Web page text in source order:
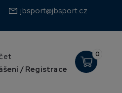
jbsport@jbsport.cz
0
/ Registrace